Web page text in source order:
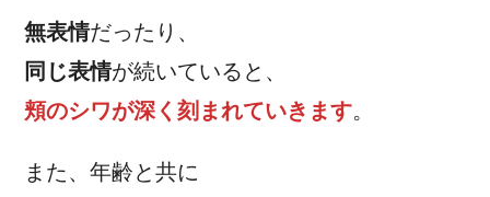
無表情だったり、
同じ表情が続いていると、
頬のシワが深く刻まれていきます。
また、年齢と共に